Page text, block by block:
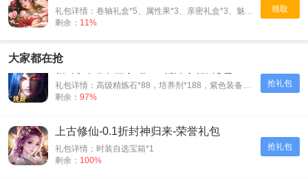
领取
剩余： 11%
大家都在抢
抢礼包
礼包详情：高级精炼石*88，培养剂*188，紫色装备自选箱*1
剩余： 97%
抢礼包
上古修仙-0.1折封神归来-荣誉礼包
礼包详情：时装自选宝箱*1
剩余： 100%